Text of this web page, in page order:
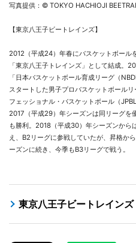
写真提供：© TOKYO HACHIOJI
【東京八王子ビートレインズ】
2012（平成24）年春にバスケットボール
「東京八王子トレインズ」として結成。
「日本バスケットボール育成リーグ（
スタートした男子プロバスケットボール
フェッショナル・バスケットボール（
2017（平成29）年シーズンは同リーグを
も勝利。2018（平成30）年シーズンから
え、B2リーグに参戦していたが、昇格か
ーズンに続き、今季もB3リーグで戦う。
東京八王子ビートレインズ